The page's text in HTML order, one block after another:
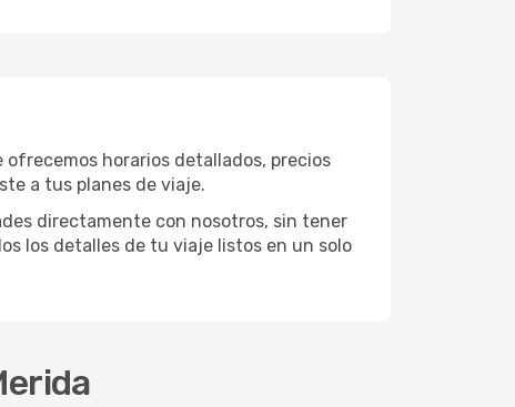
ofrecemos horarios detallados, precios
a tus planes de viaje.
directamente con nosotros, sin tener
los detalles de tu viaje listos en un solo